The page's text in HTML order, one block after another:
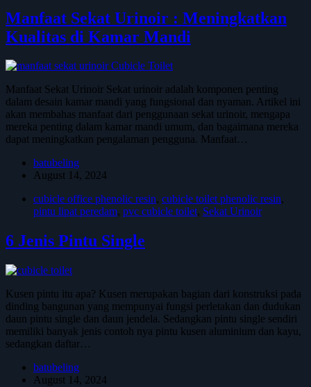
Manfaat Sekat Urinoir : Meningkatkan
Kualitas di Kamar Mandi
Manfaat Sekat Urinoir Sekat urinoir adalah komponen penting
dalam desain kamar mandi yang fungsional dan nyaman. Artikel ini
akan membahas manfaat dari penggunaan sekat urinoir, mengapa
mereka penting dalam kamar mandi umum, dan bagaimana mereka
dapat meningkatkan pengalaman pengguna. Manfaat…
batubeling
August 14, 2024
cubicle office phenolic resin, cubicle toilet phenolic resin,
pintu lipat peredam, pvc cubicle toilet, Sekat Urinoir
6 Jenis Pintu Single
Kusen pintu itu apa? Kusen merupakan bagian dari konstruksi pada
dinding bangunan yang mempunyai fungsi perletakan dan dudukan
daun pintu single dan daun jendela. Sedangkan pintu single sendiri
memiliki banyak jenis contoh nya pintu kusen aluminium dan kayu,
sedangkan daftar…
batubeling
August 14, 2024